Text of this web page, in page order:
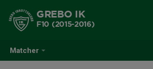
Matcher
GREBO IK
F10 (2015-2016)